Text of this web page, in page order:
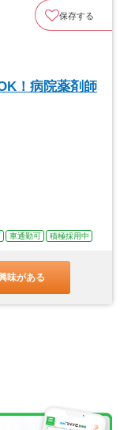
保存する
！病院薬剤師
車通勤可 積極採用中
味がある